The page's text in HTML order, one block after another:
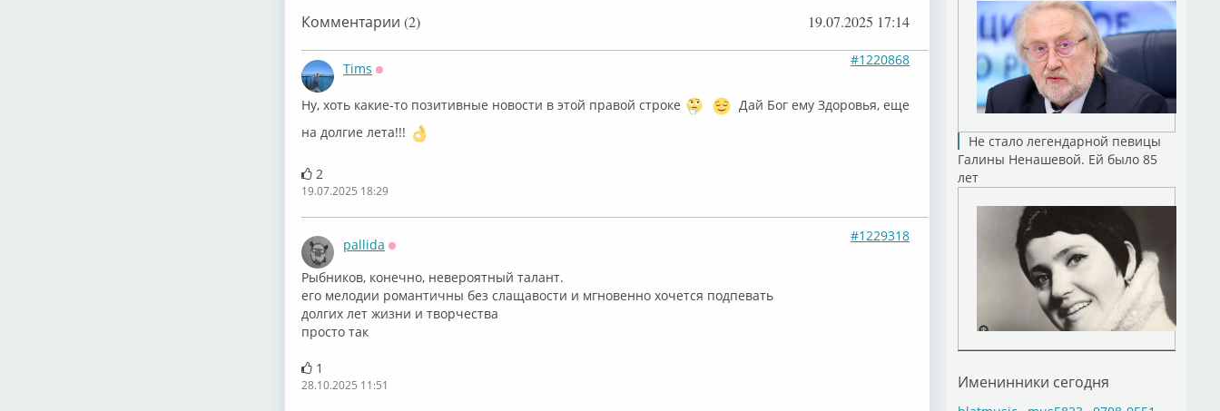
Комментарии (2) 19.07.2025 17:14
Tims
#1220868
Ну, хоть какие-то позитивные новости в этой правой строке
Дай Бог ему Здоровья, еще
на долгие лета!!!
2
19.07.2025 18:29
pallida
#1229318
⁣Рыбников, конечно, невероятный талант.
его мелодии романтичны без слащавости и мгновенно хочется подпевать
долгих лет жизни и творчества
просто так
1
28.10.2025 11:51
Не стало легендарной певицы
Галины Ненашевой. Ей было 85
лет
Именинники сегодня